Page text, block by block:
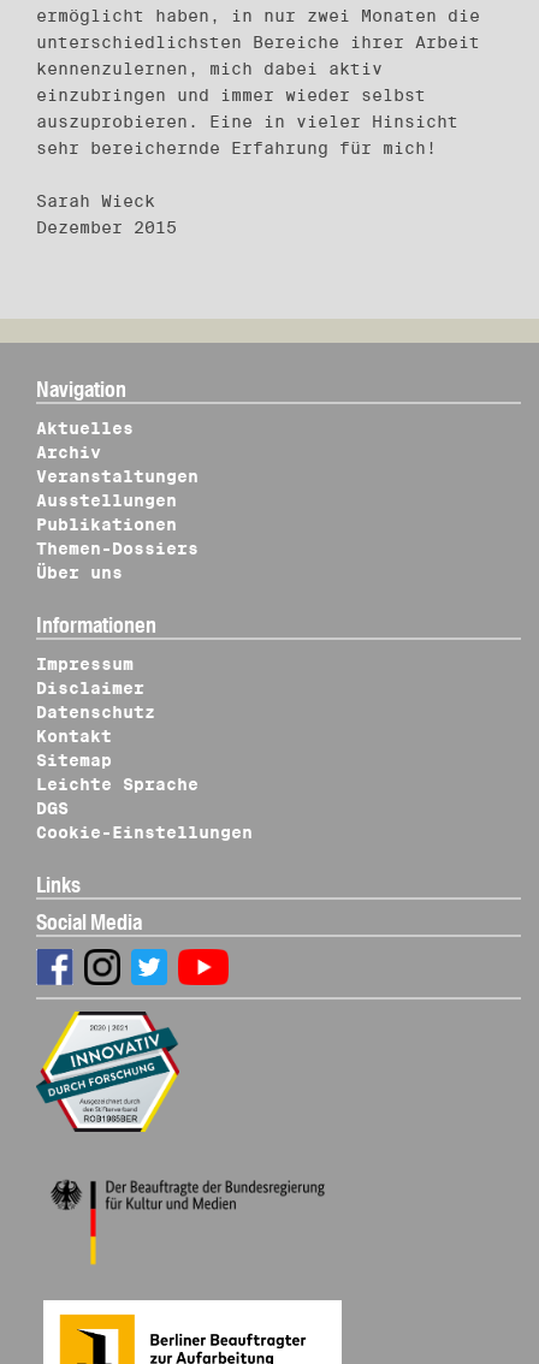
ermöglicht haben, in nur zwei Monaten die
unterschiedlichsten Bereiche ihrer Arbeit
kennenzulernen, mich dabei aktiv
einzubringen und immer wieder selbst
auszuprobieren. Eine in vieler Hinsicht
sehr bereichernde Erfahrung für mich!
Sarah Wieck
Dezember 2015
Navigation
Aktuelles
Archiv
Veranstaltungen
Ausstellungen
Publikationen
Themen-Dossiers
Über uns
Informationen
Impressum
Disclaimer
Datenschutz
Kontakt
Sitemap
Leichte Sprache
DGS
Cookie-Einstellungen
Links
Social Media